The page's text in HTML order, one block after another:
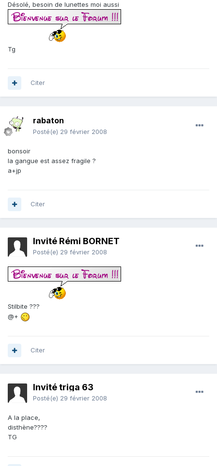
Désolé, besoin de lunettes moi aussi
Tg
Citer
rabaton
Posté(e) 29 février 2008
bonsoir
la gangue est assez fragile ?
a+jp
Citer
Invité Rémi BORNET
Posté(e) 29 février 2008
Stilbite ???
@+
Citer
Invité triga 63
Posté(e) 29 février 2008
A la place,
disthène????
TG